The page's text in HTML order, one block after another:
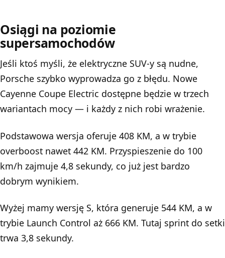
Osiągi na poziomie
supersamochodów
Jeśli ktoś myśli, że elektryczne SUV-y są nudne,
Porsche szybko wyprowadza go z błędu. Nowe
Cayenne Coupe Electric dostępne będzie w trzech
wariantach mocy — i każdy z nich robi wrażenie.
Podstawowa wersja oferuje 408 KM, a w trybie
overboost nawet 442 KM. Przyspieszenie do 100
km/h zajmuje 4,8 sekundy, co już jest bardzo
dobrym wynikiem.
Wyżej mamy wersję S, która generuje 544 KM, a w
trybie Launch Control aż 666 KM. Tutaj sprint do setki
trwa 3,8 sekundy.